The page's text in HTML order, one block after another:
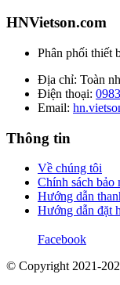
HNVietson.com
Phân phối thiết
Địa chỉ: Toàn
Điện thoại:
Email:
Thông tin
Về chúng tôi
Chính sách bảo
Hướng dẫn
Hướng dẫn đặt
Facebook
© Copyright 2021-